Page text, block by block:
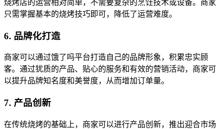
烧烤店的运营相对简单，不需要复杂的烹饪技术或设备。商家
只需掌握基本的烧烤技巧即可，降低了运营难度。
6. 品牌化打造
商家可以通过饿了吗平台打造自己的品牌形象，积累忠实顾
客。通过犹质的产品、贴心的服务和有效的营销活动，商家可
以提升品牌知名度和美誉度，从而增加订单量。
7. 产品创新
在传统烧烤的基础上，商家可以进行产品创新，推出迎合市场